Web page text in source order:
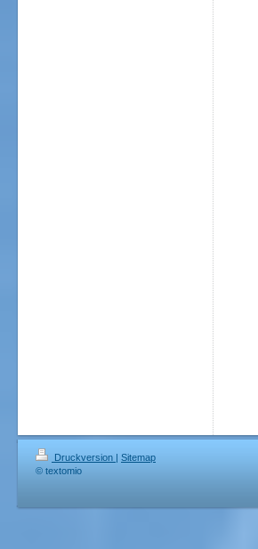
Druckversion | Sitemap
© textomio